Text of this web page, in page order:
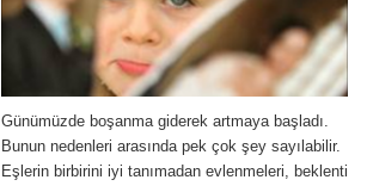
Günümüzde boşanma giderek artmaya başladı.
Bunun nedenleri arasında pek çok şey sayılabilir.
Eşlerin birbirini iyi tanımadan evlenmeleri, beklenti